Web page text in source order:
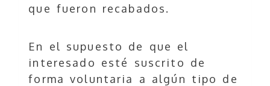
que fueron recabados.
En el supuesto de que el
interesado esté suscrito de
forma voluntaria a algún tipo de